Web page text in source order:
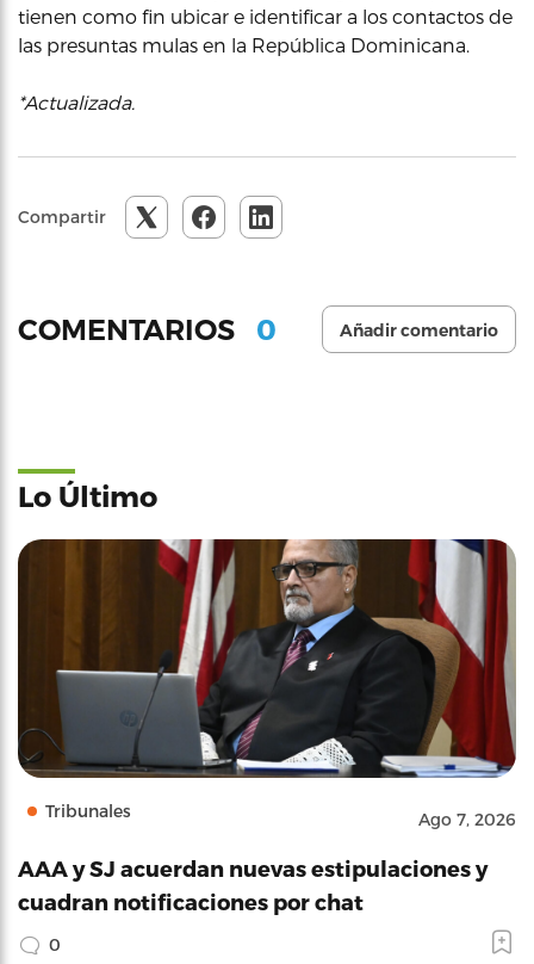
tienen como fin ubicar e identificar a los contactos de
las presuntas mulas en la República Dominicana.
*Actualizada.
Compartir
COMENTARIOS 0 Añadir comentario
Lo Último
Tribunales Ago 7, 2026
AAA y SJ acuerdan nuevas estipulaciones y
cuadran notificaciones por chat
0